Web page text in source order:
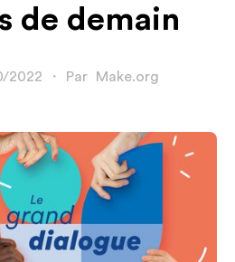
de demain
2022 ・ Par Make.org